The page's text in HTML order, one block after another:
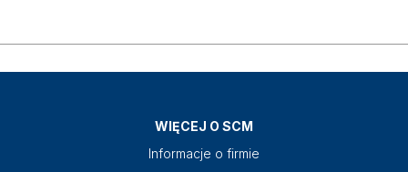
WIĘCEJ O SCM
Informacje o firmie